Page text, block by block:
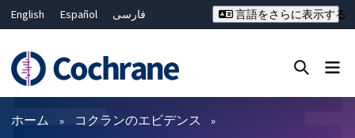
English Español
فارسی
Deutsch
Bahasa Malaysia
ไทย
繁體中文
简体中文
言語をさらに表示する
フィルター
ホーム コクランのエビデンス